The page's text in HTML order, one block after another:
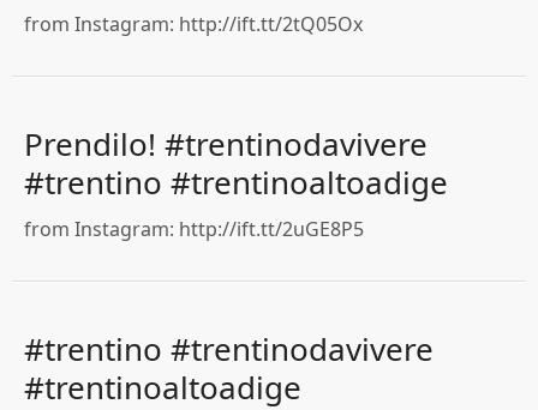
from Instagram: http://ift.tt/2tQ05Ox
Prendilo! #trentinodavivere
#trentino #trentinoaltoadige
from Instagram: http://ift.tt/2uGE8P5
#trentino #trentinodavivere
#trentinoaltoadige